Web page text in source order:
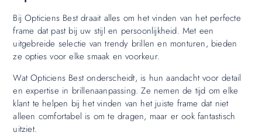
Bij Opticiens Best draait alles om het vinden van het perfecte
frame dat past bij uw stijl en persoonlijkheid. Met een
uitgebreide selectie van trendy brillen en monturen, bieden
ze opties voor elke smaak en voorkeur.
Wat Opticiens Best onderscheidt, is hun aandacht voor detail
en expertise in brillenaanpassing. Ze nemen de tijd om elke
klant te helpen bij het vinden van het juiste frame dat niet
alleen comfortabel is om te dragen, maar er ook fantastisch
uitziet.